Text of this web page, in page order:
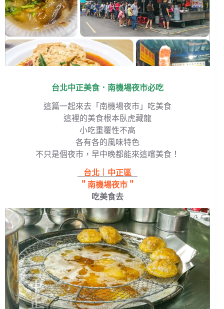
台北中正美食．南機場夜市必吃
這篇一起來去「南機場夜市」吃美食
這裡的美食根本臥虎藏龍
小吃重覆性不高
各有各的風味特色
不只是個夜市，早中晚都能來這嚐美食！
台北｜中正區
＂南機場夜市＂
吃美食去